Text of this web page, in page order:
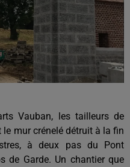
Vauban, les tailleurs de
mur crénelé détruit à la fin
à deux pas du Pont
de Garde. Un chantier que